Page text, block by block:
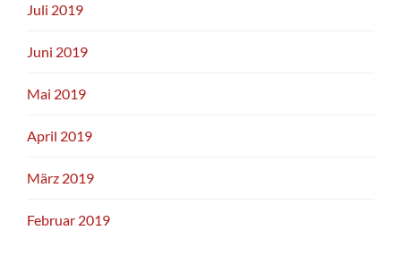
Juli 2019
Juni 2019
Mai 2019
April 2019
März 2019
Februar 2019